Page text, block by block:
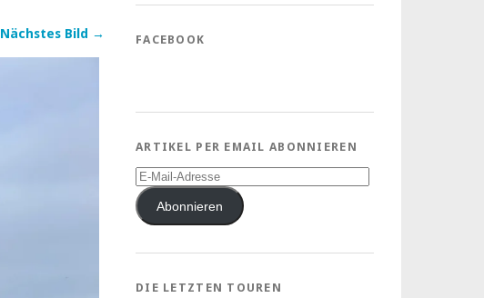
Nächstes Bild → FACEBOOK
ARTIKEL PER EMAIL ABONNIEREN
E-
Mail-
AdresseAbonnieren
DIE LETZTEN TOUREN